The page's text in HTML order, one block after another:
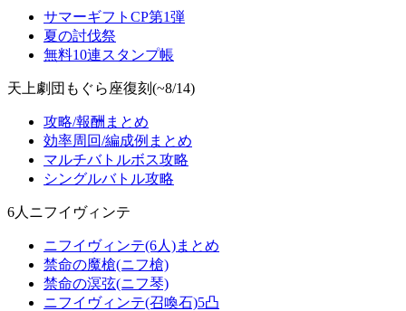
サマーギフトCP第1弾
夏の討伐祭
無料10連スタンプ帳
天上劇団もぐら座復刻(~8/14)
攻略/報酬まとめ
効率周回/編成例まとめ
マルチバトルボス攻略
シングルバトル攻略
6人ニフイヴィンテ
ニフイヴィンテ(6人)まとめ
禁命の魔槍(ニフ槍)
禁命の溟弦(ニフ琴)
ニフイヴィンテ(召喚石)5凸